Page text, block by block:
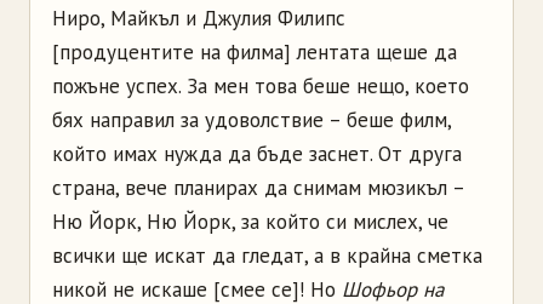
Ниро, Майкъл и Джулия Филипс
[продуцентите на филма] лентата щеше да
пожъне успех. За мен това беше нещо, което
бях направил за удоволствие – беше филм,
който имах нужда да бъде заснет. От друга
страна, вече планирах да снимам мюзикъл –
Ню Йорк, Ню Йорк, за който си мислех, че
всички ще искат да гледат, а в крайна сметка
никой не искаше [смее се]! Но Шофьор на